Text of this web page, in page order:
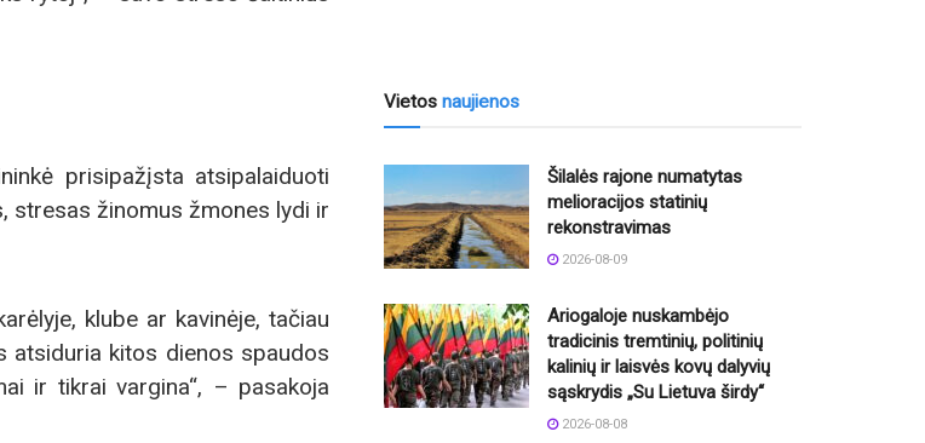
prisipažįsta atsipalaiduoti
stresas žinomus žmones lydi ir
klube ar kavinėje, tačiau
atsiduria kitos dienos spaudos
ir tikrai vargina“, – pasakoja
Vietos naujienos
Šilalės rajone numatytas
melioracijos statinių
rekonstravimas
2026-08-09
Ariogaloje nuskambėjo
tradicinis tremtinių, politinių
kalinių ir laisvės kovų dalyvių
sąskrydis „Su Lietuva širdy“
2026-08-08